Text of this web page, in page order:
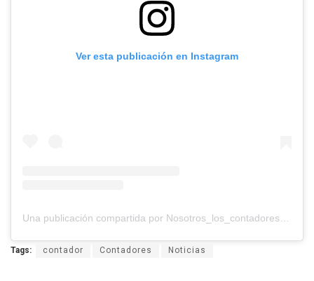
Ver esta publicación en Instagram
Tags: contador Contadores Noticias